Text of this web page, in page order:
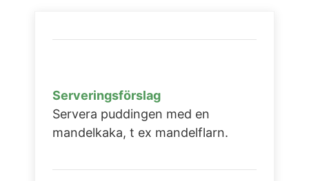
Serveringsförslag
Servera puddingen med en
mandelkaka, t ex mandelflarn.